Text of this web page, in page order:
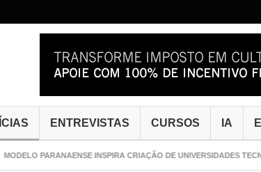
ENTREVISTAS CURSOS IA
PARANAENSE INSPIRA CRIAÇÃO DE UNIVERSIDADES